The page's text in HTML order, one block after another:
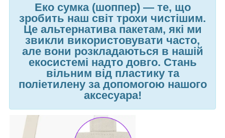
Еко сумка (шоппер) —те, що
зробить наш світ трохи чистішим.
Це альтернатива пакетам, які ми
звикли використовувати часто,
але вони розкладаються в нашій
екосистемі надто довго. Стань
вільним від пластику та
поліетилену за допомогою нашого
аксесуара!